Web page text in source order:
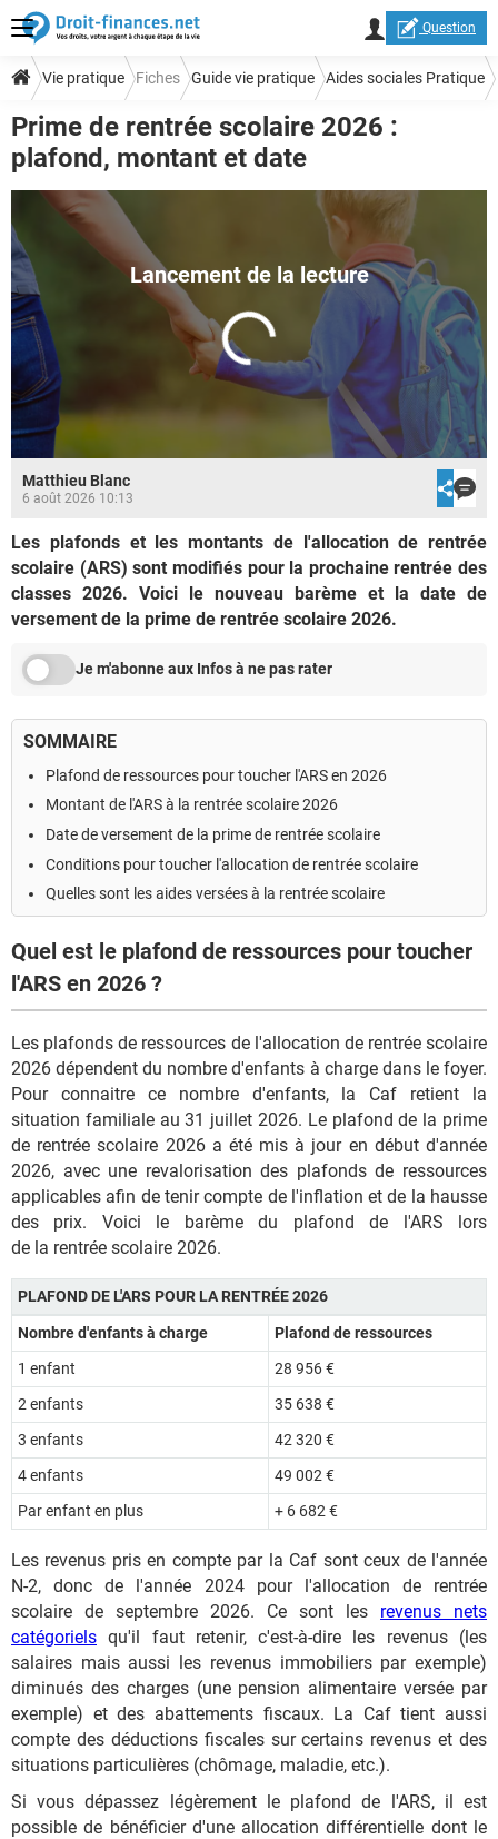
Question
Vie pratique Fiches Guide vie pratique Aides sociales Pratique
Prime de rentrée scolaire 2026 :
plafond, montant et date
Matthieu Blanc
6 août 2026 10:13
Les plafonds et les montants de l'allocation de rentrée
scolaire (ARS) sont modifiés pour la prochaine rentrée des
classes 2026. Voici le nouveau barème et la date de
versement de la prime de rentrée scolaire 2026.
Je m'abonne aux Infos à ne pas rater
SOMMAIRE
Plafond de ressources pour toucher l'ARS en 2026
Montant de l'ARS à la rentrée scolaire 2026
Date de versement de la prime de rentrée scolaire
Conditions pour toucher l'allocation de rentrée scolaire
Quelles sont les aides versées à la rentrée scolaire
Quel est le plafond de ressources pour toucher
l'ARS en 2026 ?
Les plafonds de ressources de l'allocation de rentrée scolaire
2026 dépendent du nombre d'enfants à charge dans le foyer.
Pour connaitre ce nombre d'enfants, la Caf retient la
situation familiale au 31 juillet 2026. Le plafond de la prime
de rentrée scolaire 2026 a été mis à jour en début d'année
2026, avec une revalorisation des plafonds de ressources
applicables afin de tenir compte de l'inflation et de la hausse
des prix. Voici le barème du plafond de l'ARS lors
de la rentrée scolaire 2026.
PLAFOND DE L'ARS POUR LA RENTRÉE 2026
Nombre d'enfants à charge
Plafond de ressources
1 enfant
28 956 €
2 enfants
35 638 €
3 enfants
42 320 €
4 enfants
49 002 €
Par enfant en plus
+ 6 682 €
Les revenus pris en compte par la Caf sont ceux de l'année
N-2, donc de l'année 2024 pour l'allocation de rentrée
scolaire de septembre 2026. Ce sont les revenus nets
catégoriels qu'il faut retenir, c'est-à-dire les revenus (les
salaires mais aussi les revenus immobiliers par exemple)
diminués des charges (une pension alimentaire versée par
exemple) et des abattements fiscaux. La Caf tient aussi
compte des déductions fiscales sur certains revenus et des
situations particulières (chômage, maladie, etc.).
Si vous dépassez légèrement le plafond de l'ARS, il est
possible de bénéficier d'une allocation différentielle dont le